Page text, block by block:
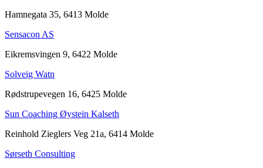
Hamnegata 35, 6413 Molde
Sensacon AS
Eikremsvingen 9, 6422 Molde
Solveig Watn
Rødstrupevegen 16, 6425 Molde
Sun Coaching Øystein Kalseth
Reinhold Zieglers Veg 21a, 6414 Molde
Sørseth Consulting